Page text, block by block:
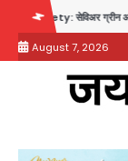
content
ग्रीन आर्च में दूषित
August 7, 2026